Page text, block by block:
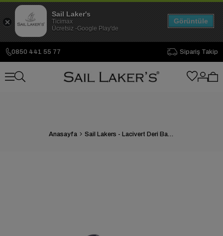
0850 441 55 77 Sipariş Takip
Anasayfa Sail Lakers - Lacivert Deri Bağcıklı Erkek Günlük Ayakkabı
Sail Laker's
Ticimax
Ücretsiz -Google Play'de
Görüntüle